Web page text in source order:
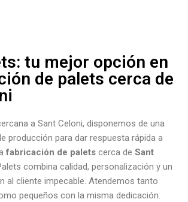
tu mejor opción en
de palets cerca de
a Sant Celoni, disponemos de una
producción para dar respuesta rápida a
fabricación de palets cerca de Sant
combina calidad, personalización y un
al cliente impecable. Atendemos tanto
pequeños con la misma dedicación.